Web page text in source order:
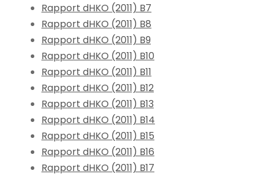
Rapport dHKO (2011) B7
Rapport dHKO (2011) B8
Rapport dHKO (2011) B9
Rapport dHKO (2011) B10
Rapport dHKO (2011) B11
Rapport dHKO (2011) B12
Rapport dHKO (2011) B13
Rapport dHKO (2011) B14
Rapport dHKO (2011) B15
Rapport dHKO (2011) B16
Rapport dHKO (2011) B17